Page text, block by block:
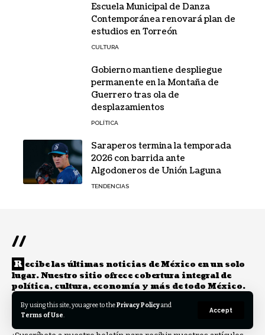
By using this site, you agree to thePrivacy Policyand
Terms of Use.
Accept
Escuela Municipal de Danza
Contemporánea renovará plan de
estudios en Torreón
CULTURA
Gobierno mantiene despliegue
permanente en la Montaña de
Guerrero tras ola de
desplazamientos
POLÍTICA
Saraperos termina la temporada
2026 con barrida ante
Algodoneros de Unión Laguna
TENDENCIAS
//
R ecibe las últimas noticias de México en un solo
lugar. Nuestro sitio ofrece cobertura integral de
política, cultura, economía y más de todo México.
Suscríbete a nuestro boletín